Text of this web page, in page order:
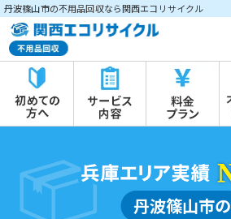
丹波篠山市の不用品回収なら関西エコリサイクル
丹波篠山市の